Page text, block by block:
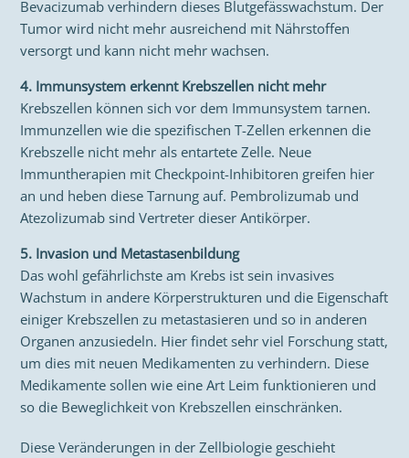
Bevacizumab verhindern dieses Blutgefässwachstum. Der
Tumor wird nicht mehr ausreichend mit Nährstoffen
versorgt und kann nicht mehr wachsen.
4. Immunsystem erkennt Krebszellen nicht mehr
Krebszellen können sich vor dem Immunsystem tarnen.
Immunzellen wie die spezifischen T-Zellen erkennen die
Krebszelle nicht mehr als entartete Zelle. Neue
Immuntherapien mit Checkpoint-Inhibitoren greifen hier
an und heben diese Tarnung auf. Pembrolizumab und
Atezolizumab sind Vertreter dieser Antikörper.
5. Invasion und Metastasenbildung
Das wohl gefährlichste am Krebs ist sein invasives
Wachstum in andere Körperstrukturen und die Eigenschaft
einiger Krebszellen zu metastasieren und so in anderen
Organen anzusiedeln. Hier findet sehr viel Forschung statt,
um dies mit neuen Medikamenten zu verhindern. Diese
Medikamente sollen wie eine Art Leim funktionieren und
so die Beweglichkeit von Krebszellen einschränken.
Diese Veränderungen in der Zellbiologie geschieht